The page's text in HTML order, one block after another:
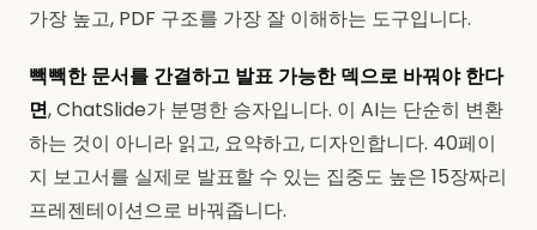
가장 높고, PDF 구조를 가장 잘 이해하는 도구입니다.
빽빽한 문서를 간결하고 발표 가능한 덱으로 바꿔야 한다
면, ChatSlide가 분명한 승자입니다. 이 AI는 단순히 변환
하는 것이 아니라 읽고, 요약하고, 디자인합니다. 40페이
지 보고서를 실제로 발표할 수 있는 집중도 높은 15장짜리
프레젠테이션으로 바꿔줍니다.